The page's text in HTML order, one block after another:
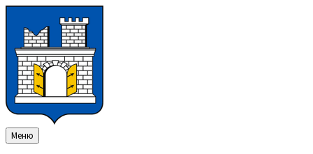
змісту
ліву
бічну
панель
праву
бічну
панель
нижнього
колонтитула
Меню